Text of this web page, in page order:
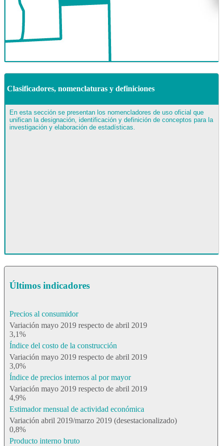
Clasificadores, nomenclaturas y definiciones
En esta sección se presentan los nomencladores de uso oficial que
unifican la designación, identificación y definición de conceptos para la
investigación y elaboración de estadísticas.
Últimos indicadores
Precios al consumidor
Variación mayo 2019 respecto de abril 2019
3,1%
Índice del costo de la construcción
Variación mayo 2019 respecto de abril 2019
3,0%
Índice de precios internos al por mayor
Variación mayo 2019 respecto de abril 2019
4,9%
Estimador mensual de actividad económica
Variación abril 2019/marzo 2019 (desestacionalizado)
0,8%
Producto interno bruto